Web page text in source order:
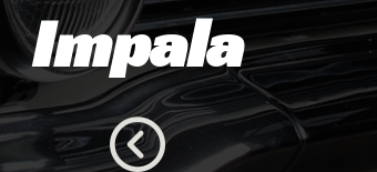
Impala